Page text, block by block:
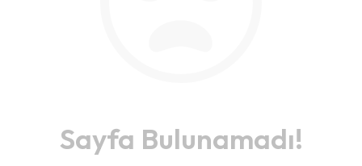
Sayfa Bulunamadı!